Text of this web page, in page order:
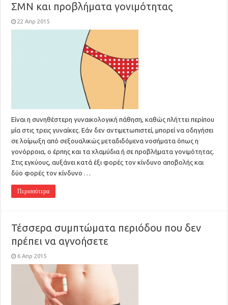
ΣΜΝ και προβλήματα γονιμότητας
22 Απρ 2015
Είναι η συνηθέστερη γυναικολογική πάθηση, καθώς πλήττει περίπου
μία στις τρεις γυναίκες. Εάν δεν αντιμετωπιστεί, μπορεί να οδηγήσει
σε λοίμωξη από σεξουαλικώς μεταδιδόμενα νοσήματα όπως η
γονόρροια, ο έρπης και τα χλαμύδια ή σε προβλήματα γονιμότητας.
Στις εγκύους, αυξάνει κατά έξι φορές τον κίνδυνο αποβολής και
δύο φορές τον κίνδυνο …
Περισσότερα
Τέσσερα συμπτώματα περιόδου που δεν
πρέπει να αγνοήσετε
6 Απρ 2015